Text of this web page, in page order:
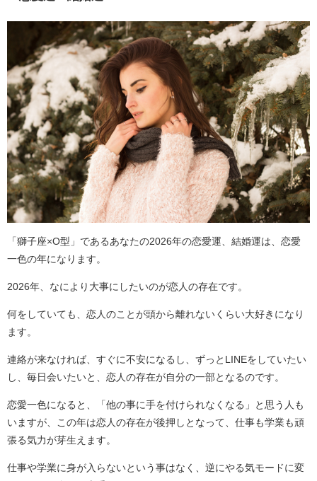
「獅子座×O型」であるあなたの2026年の恋愛運、結婚運は、恋愛
一色の年になります。
2026年、なにより大事にしたいのが恋人の存在です。
何をしていても、恋人のことが頭から離れないくらい大好きになり
ます。
連絡が来なければ、すぐに不安になるし、ずっとLINEをしていたい
し、毎日会いたいと、恋人の存在が自分の一部となるのです。
恋愛一色になると、「他の事に手を付けられなくなる」と思う人も
いますが、この年は恋人の存在が後押しとなって、仕事も学業も頑
張る気力が芽生えます。
仕事や学業に身が入らないという事はなく、逆にやる気モードに変